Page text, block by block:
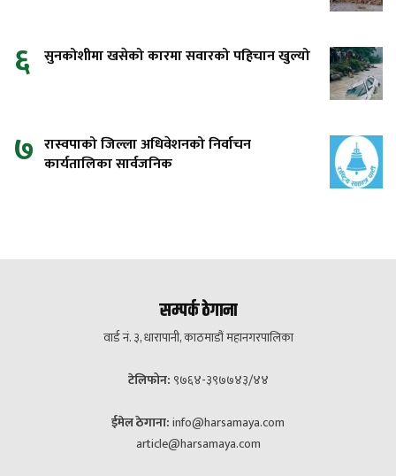
६ सुनकोशीमा खसेको कारमा सवारको पहिचान खुल्यो
७ रास्वपाको जिल्ला अधिवेशनको निर्वाचन
कार्यतालिका सार्वजनिक
सम्पर्क ठेगाना
वार्ड नं. ३, धारापानी, काठमाडौं महानगरपालिका
टेलिफोन: ९७६४-३९७७४३/४४
ईमेल ठेगाना:info@harsamaya.com
article@harsamaya.com